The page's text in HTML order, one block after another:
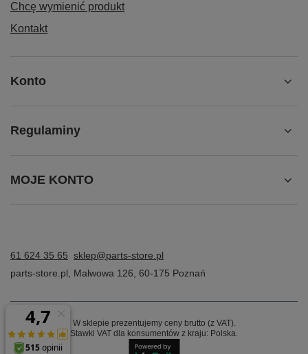
Chcę wymienić produkt
Kontakt
Konto
Regulaminy
MOJE KONTO
61 624 35 65 sklep@parts-store.pl
parts-store.pl
Malwowa 126 60-175 Poznań
W sklepie prezentujemy ceny brutto (z VAT).
Stawki VAT dla konsumentów z kraju: Polska.